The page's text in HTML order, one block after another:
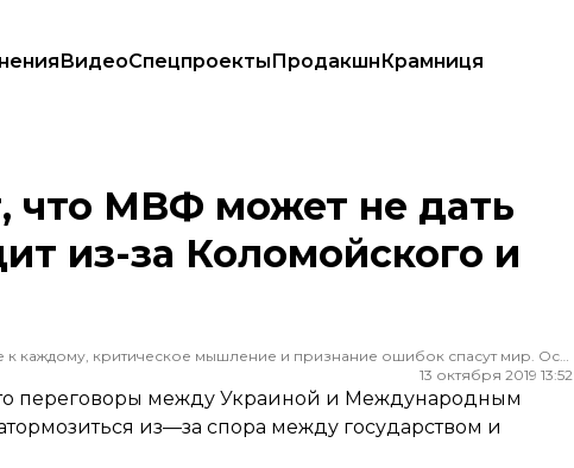
ВидеоСпецпроектыПродакшнКрамниця
из-за Коломойского и ПриватБанка
что МВФ может не дать
из-за Коломойского и
Редактор ленты новостей hromadske. Считаю, что уважение к каждому, критическое мышление и признание ошибок спасут мир. Особенно люблю новости о науке и космос
13 октября 2019 13:52
переговоры между Украиной и Международным
из—за спора между государством и